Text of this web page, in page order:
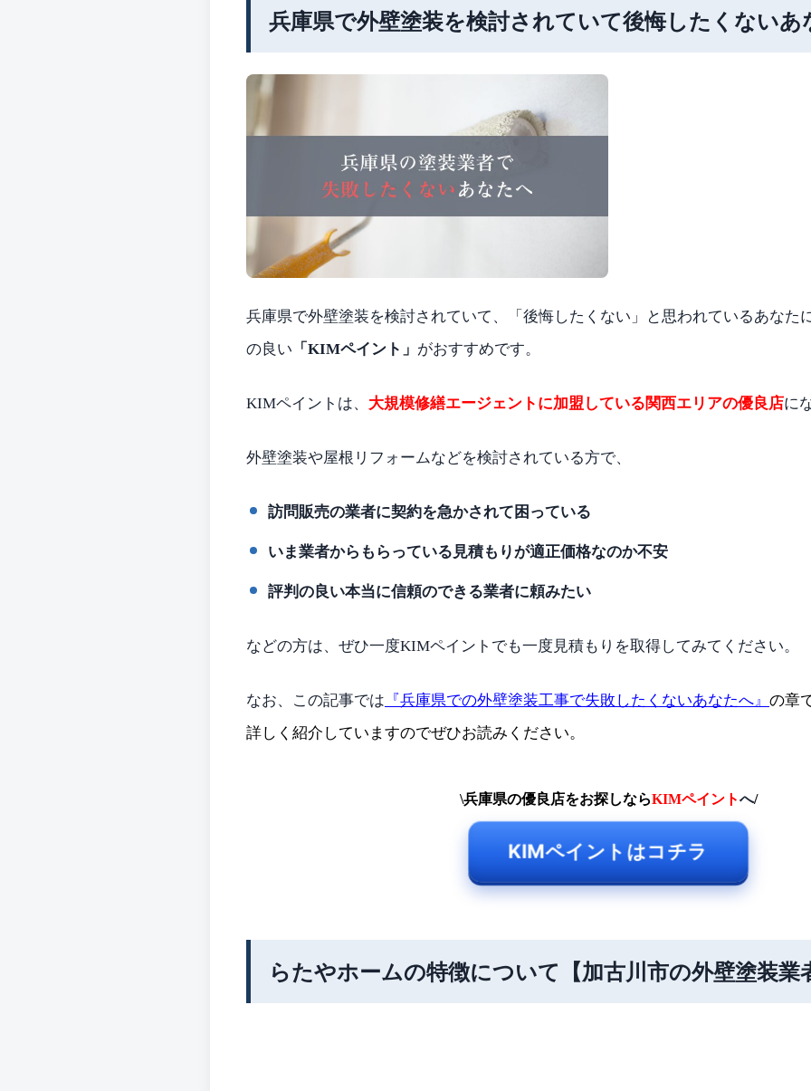
兵庫県で外壁塗装を検討されていて後悔したくないあ
兵庫県で外壁塗装を検討されていて、「後悔したくない」と思われているあなた
の良い 「KIMペイント」 がおすすめです。
KIMペイントは、 大規模修繕エージェントに加盟している関西エリアの優良店に
外壁塗装や屋根リフォームなどを検討されている方で、
訪問販売の業者に契約を急かされて困っている
いま業者からもらっている見積もりが適正価格なのか不安
評判の良い本当に信頼のできる業者に頼みたい
などの方は、ぜひ一度KIMペイントでも一度見積もりを取得してみてください。
なお、この記事では 『兵庫県での外壁塗装工事で失敗したくないあなたへ』 の章
詳しく紹介していますのでぜひお読みください。
\兵庫県の優良店をお探しならKIMペイントへ/
KIMペイントはコチラ
らたやホームの特徴について【加古川市の外壁塗装業